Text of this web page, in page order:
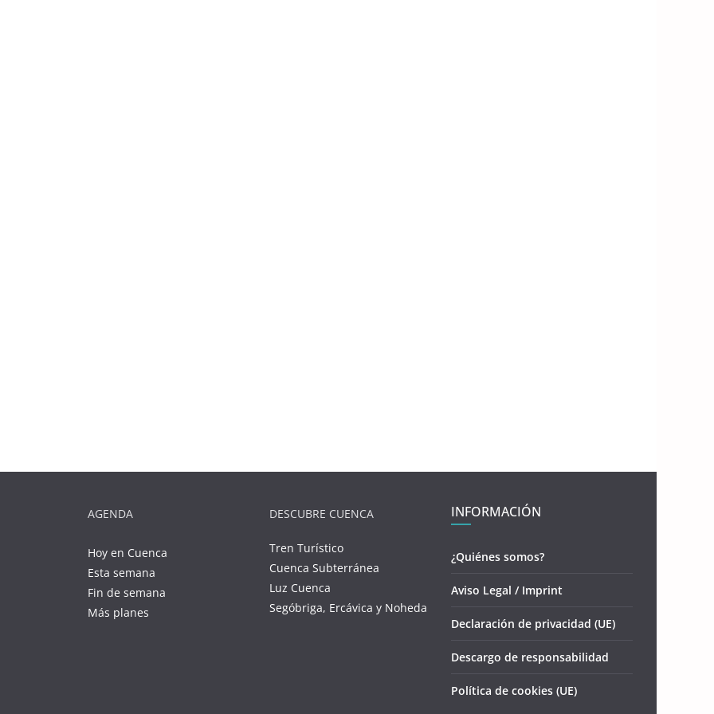
AGENDA
Hoy en Cuenca
Esta semana
Fin de semana
Más planes
DESCUBRE CUENCA
Tren Turístico
Cuenca Subterránea
Luz Cuenca
Segóbriga, Ercávica y Noheda
INFORMACIÓN
¿Quiénes somos?
Aviso Legal / Imprint
Declaración de privacidad (UE)
Descargo de responsabilidad
Política de cookies (UE)